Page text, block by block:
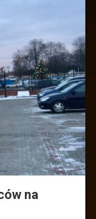
na